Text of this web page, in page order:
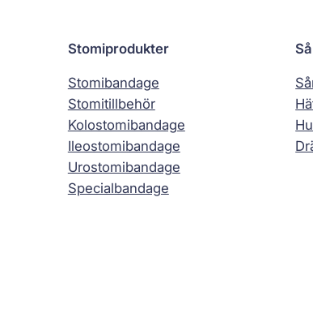
Stomiprodukter
Stomibandage
Stomitillbehör
Kolostomibandage
Ileostomibandage
Urostomibandage
Specialbandage